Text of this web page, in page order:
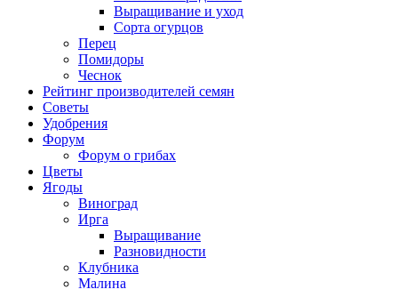
Выращивание и уход
Сорта огурцов
Перец
Помидоры
Чеснок
Рейтинг производителей семян
Советы
Удобрения
Форум
Форум о грибах
Цветы
Ягоды
Виноград
Ирга
Выращивание
Разновидности
Клубника
Малина